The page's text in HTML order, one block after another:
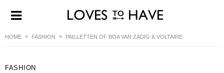
HOME FASHION PAILLETTEN OF BOA VAN ZADIG & VOLTAIRE
FASHION